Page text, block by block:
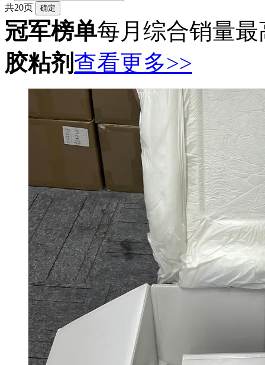
共20页
冠军榜单每月综合销量最
胶粘剂 查看更多>>